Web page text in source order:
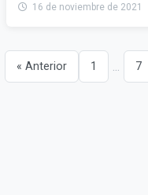
16 de noviembre de 2021
« Anterior 1 ... 7